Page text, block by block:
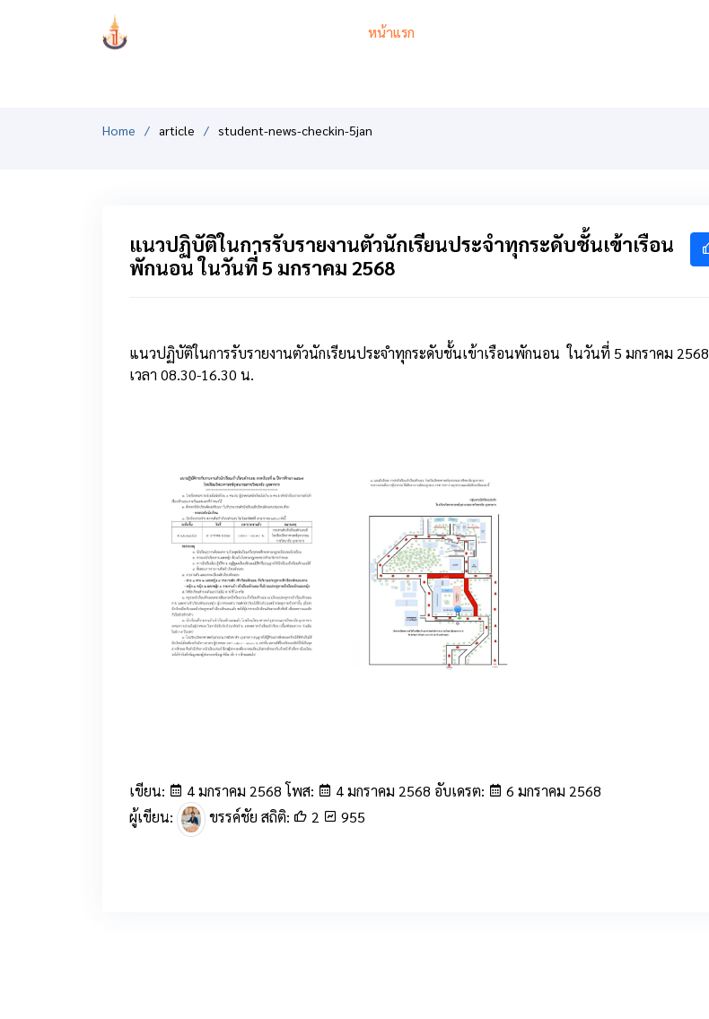
หน้าแรก
Home article student-news-checkin-5jan
แนวปฏิบัติในการรับรายงานตัวนักเรียนประจำทุกระดับชั้นเข้าเรือน
พักนอน ในวันที่ 5 มกราคม 2568
แนวปฏิบัติในการรับรายงานตัวนักเรียนประจำทุกระดับชั้นเข้าเรือนพักนอน ในวันที่ 5 มกราคม 2568
เวลา 08.30-16.30 น.
เขียน: 4 มกราคม 2568 โพส: 4 มกราคม 2568 อับเดรต:
6 มกราคม 2568
ผู้เขียน:
ขรรค์ชัย สถิติ: 2 955